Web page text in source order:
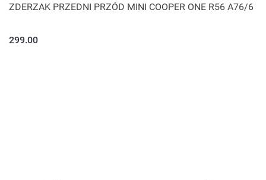
ZDERZAK PRZEDNI PRZÓD MINI COOPER ONE R56 A76/6
299.00